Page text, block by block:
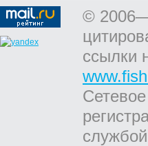
©
ссылки